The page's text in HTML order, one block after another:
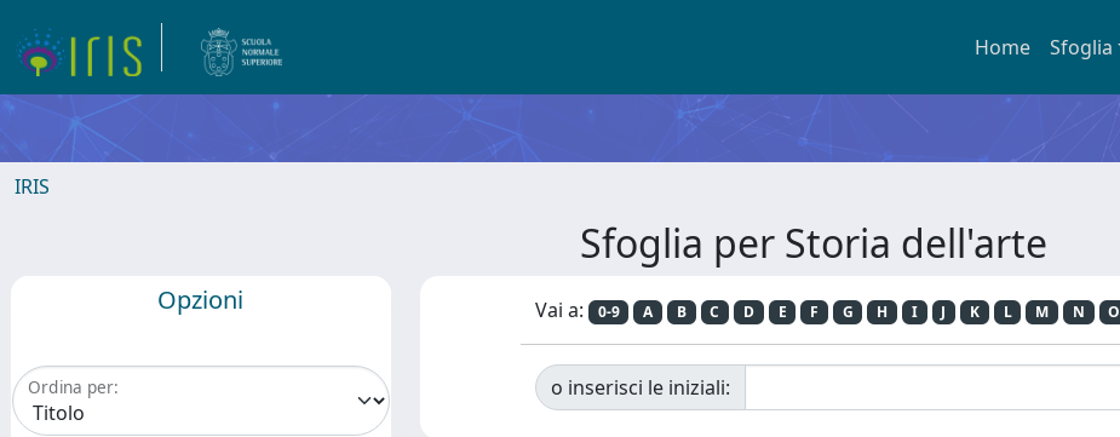
Home Sfoglia
IRIS
Sfoglia per Storia dell'arte
Opzioni
Ordina per:
Vai a: 0-9 A B C D E F G H I J K L M N O
o inserisci le iniziali: